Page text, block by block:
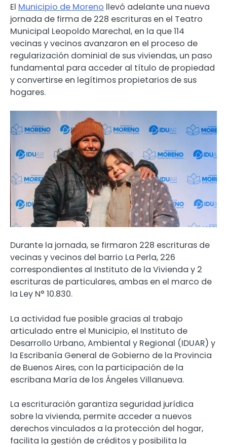
El Municipio de Moreno llevó adelante una nueva
jornada de firma de 228 escrituras en el Teatro
Municipal Leopoldo Marechal, en la que 114
vecinas y vecinos avanzaron en el proceso de
regularización dominial de sus viviendas, un paso
fundamental para acceder al título de propiedad
y convertirse en legítimos propietarios de sus
hogares.
Durante la jornada, se firmaron 228 escrituras de
vecinas y vecinos del barrio La Perla, 226
correspondientes al Instituto de la Vivienda y 2
escrituras de particulares, ambas en el marco de
la Ley N° 10.830.
La actividad fue posible gracias al trabajo
articulado entre el Municipio, el Instituto de
Desarrollo Urbano, Ambiental y Regional (IDUAR) y
la Escribanía General de Gobierno de la Provincia
de Buenos Aires, con la participación de la
escribana María de los Ángeles Villanueva.
La escrituración garantiza seguridad jurídica
sobre la vivienda, permite acceder a nuevos
derechos vinculados a la protección del hogar,
facilita la gestión de créditos y posibilita la